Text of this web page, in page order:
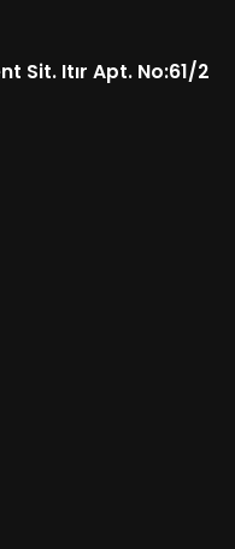
Sit. Itır Apt. No:61/2